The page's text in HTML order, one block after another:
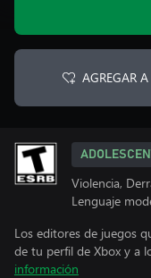
AGREGAR
Violencia,
Lenguaje
Los editores de juegos
de tu perfil de Xbox y a
información